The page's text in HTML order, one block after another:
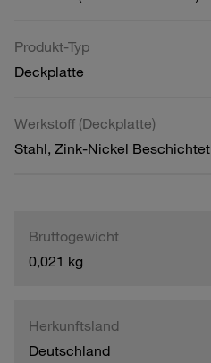
Produkt-Typ
Deckplatte
Werkstoff (Deckplatte)
Stahl, Zink-Nickel Beschichtet
Bruttogewicht
0,021 kg
Herkunftsland
Deutschland